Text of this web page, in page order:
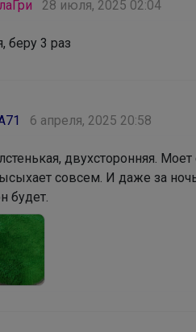
28 июля, 2025 02:04
беру 3 раз
6 апреля, 2025 20:58
двухсторонняя.
совсем. И даже за
будет.